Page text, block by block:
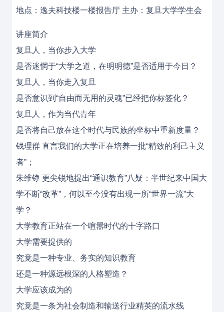
地点：逸夫科技楼一楼报告厅 主办：复旦大学学生会
讲座简介
复旦人，当你步入大学
是否迷惘于“大学之道，在明明德”是否适用于今日？
复旦人，当你走入复旦
是否意识到“自由而无用的灵魂”已经把你标签化？
复旦人，作为当代青年
是否将自己放在这个时代与民族的坐标中重新度量？
钱理群 直言我们的大学正在培养一批“精致的利己主义
者”；
朱维铮 更尖锐地提出“通识教育”八疑：半世纪来中国大
学不断“改革”，何以至今没有出现一所“世界一流”大
学？
大学教育正站在一个喧嚣时代的十字路口
大学需要提供的
究竟是一种专业、务实的知识教育
还是一种源远根深的人格塑造？
大学应该成为的
究竟是一条为社会制造和输送行业精英的流水线